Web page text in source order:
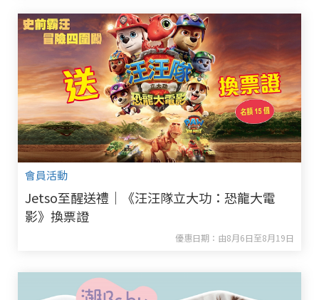
會員活動
Jetso至醒送禮｜《汪汪隊立大功：恐龍大電
影》換票證
優惠日期：由8月6日至8月19日